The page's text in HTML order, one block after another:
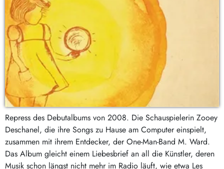
Repress des Debutalbums von 2008. Die Schauspielerin Zooey
Deschanel, die ihre Songs zu Hause am Computer einspielt,
zusammen mit ihrem Entdecker, der One-Man-Band M. Ward.
Das Album gleicht einem Liebesbrief an all die Künstler, deren
Musik schon längst nicht mehr im Radio läuft, wie etwa Les